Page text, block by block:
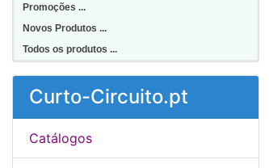
Promoções ...
Novos Produtos ...
Todos os produtos ...
Curto-Circuito.pt
Catálogos